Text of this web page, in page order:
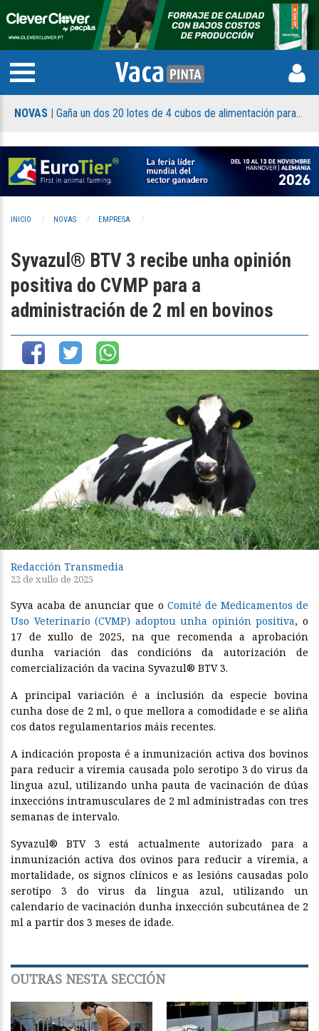
NOVAS | Gaña un dos 20 lotes de 4 cubos de alimentación para xatos de Holm & Laue que sorteamos
INICIO NOVAS EMPRESA
Syvazul® BTV 3 recibe unha opinión
positiva do CVMP para a
administración de 2 ml en bovinos
Redacción Transmedia
22 de xullo de 2025
Syva acaba de anunciar que o Comité de Medicamentos de
Uso Veterinario (CVMP) adoptou unha opinión positiva, o
17 de xullo de 2025, na que recomenda a aprobación
dunha variación das condicións da autorización de
comercialización da vacina Syvazul® BTV 3.
A principal variación é a inclusión da especie bovina
cunha dose de 2 ml, o que mellora a comodidade e se aliña
cos datos regulamentarios máis recentes.
A indicación proposta é a inmunización activa dos bovinos
para reducir a viremia causada polo serotipo 3 do virus da
lingua azul, utilizando unha pauta de vacinación de dúas
inxeccións intramusculares de 2 ml administradas con tres
semanas de intervalo.
Syvazul® BTV 3 está actualmente autorizado para a
inmunización activa dos ovinos para reducir a viremia, a
mortalidade, os signos clínicos e as lesións causadas polo
serotipo 3 do virus da lingua azul, utilizando un
calendario de vacinación dunha inxección subcutánea de 2
ml a partir dos 3 meses de idade.
OUTRAS NESTA SECCIÓN